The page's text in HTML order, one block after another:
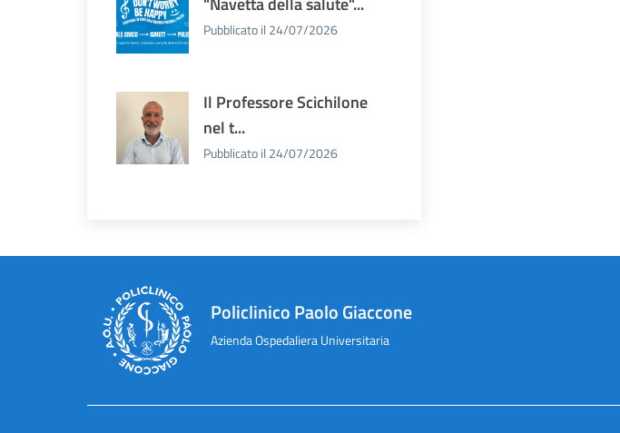
Pubblicato il 24/07/2026
Il Professore Scichilone
nel t...
Pubblicato il 24/07/2026
Policlinico Paolo Giaccone
Azienda Ospedaliera Universitaria